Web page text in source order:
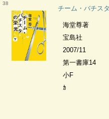
38
チーム・バチスタの栄光
海堂尊著
宝島社
2007/11
第一書庫14
小F
ｶ